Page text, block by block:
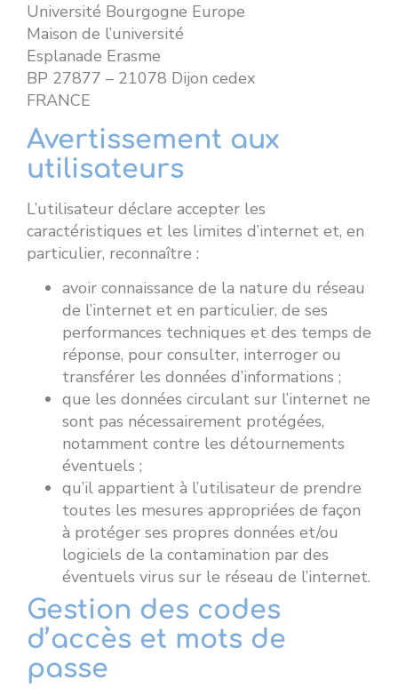
Université Bourgogne Europe
Maison de l’université
Esplanade Erasme
BP 27877 – 21078 Dijon cedex
FRANCE
Avertissement aux
utilisateurs
L’utilisateur déclare accepter les
caractéristiques et les limites d’internet et, en
particulier, reconnaître :
avoir connaissance de la nature du réseau
de l’internet et en particulier, de ses
performances techniques et des temps de
réponse, pour consulter, interroger ou
transférer les données d’informations ;
que les données circulant sur l’internet ne
sont pas nécessairement protégées,
notamment contre les détournements
éventuels ;
qu’il appartient à l’utilisateur de prendre
toutes les mesures appropriées de façon
à protéger ses propres données et/ou
logiciels de la contamination par des
éventuels virus sur le réseau de l’internet.
Gestion des codes
d’accès et mots de
passe